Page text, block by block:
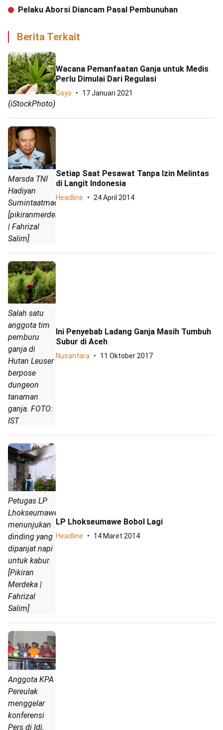
Pelaku Aborsi Diancam Pasal Pembunuhan
Berita Terkait
(iStockPhoto)
Wacana Pemanfaatan Ganja untuk Medis
Perlu Dimulai Dari Regulasi
Gayo 17 Januari 2021
Marsda TNI
Hadiyan
Sumintaatmadja.
[pikiranmerdeka.com
| Fahrizal
Salim]
Setiap Saat Pesawat Tanpa Izin Melintas
di Langit Indonesia
Headline 24 April 2014
Salah satu
anggota tim
pemburu
ganja di
Hutan Leuser
berpose
dungeon
tanaman
ganja. FOTO:
IST
Ini Penyebab Ladang Ganja Masih Tumbuh
Subur di Aceh
Nusantara 11 Oktober 2017
Petugas LP
Lhokseumawe
menunjukan
dinding yang
dipanjat napi
untuk kabur.
[Pikiran
Merdeka |
Fahrizal
Salim]
LP Lhokseumawe Bobol Lagi
Headline 14 Maret 2014
Anggota KPA
Pereulak
menggelar
konferensi
Pers di Idi,